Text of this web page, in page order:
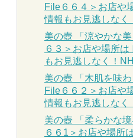
File６６４＞お店や
情報もお見逃しなく
美の壺 「涼やかな
６３＞お店や場所
もお見逃しなく！
美の壺 「木肌を味
File６６２＞お店や
情報もお見逃しなく
美の壺 「柔らかな
６６1＞お店や場所